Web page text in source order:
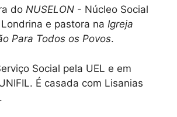
do NUSELON - Núcleo Social
e pastora na Igreja
Para Todos os Povos.
Social pela UEL e em
É casada com Lisanias